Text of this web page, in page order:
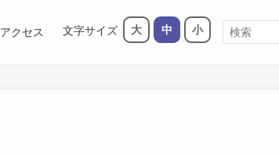
アクセス 文字サイズ 大 中 小